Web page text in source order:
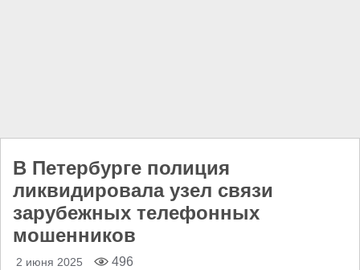
В Петербурге полиция
ликвидировала узел связи
зарубежных телефонных
мошенников
2 июня 2025 496